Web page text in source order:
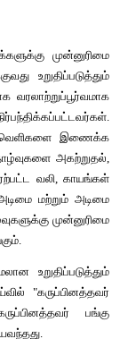
தங்கிய
உருவாக்குவது